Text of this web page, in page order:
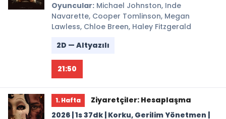
Oyuncular: Michael Johnston, Inde
Navarette, Cooper Tomlinson, Megan
Lawless, Chloe Breen, Haley Fitzgerald
2D — Altyazılı
21:50
1. Hafta
Ziyaretçiler: Hesaplaşma
2026 | 1s 37dk | Korku, Gerilim Yönetmen |